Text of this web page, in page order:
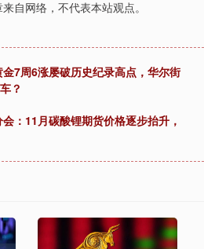
自网络，不代表本站观点。
7周6涨屡破历史纪录高点，华尔街
？
：11月碳酸锂期货价格逐步抬升，